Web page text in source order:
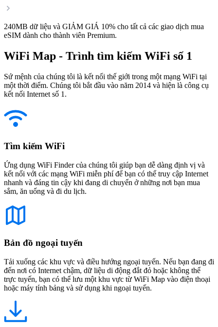
240MB dữ liệu và GIẢM GIÁ 10% cho tất cả các giao dịch mua
eSIM dành cho thành viên Premium.
WiFi Map - Trình tìm kiếm WiFi số 1
Sứ mệnh của chúng tôi là kết nối thế giới trong một mạng WiFi tại
một thời điểm. Chúng tôi bắt đầu vào năm 2014 và hiện là công cụ
kết nối Internet số 1.
Tìm kiếm WiFi
Ứng dụng WiFi Finder của chúng tôi giúp bạn dễ dàng định vị và
kết nối với các mạng WiFi miễn phí để bạn có thể truy cập Internet
nhanh và đáng tin cậy khi đang di chuyển ở những nơi bạn mua
sắm, ăn uống và đi du lịch.
Bản đồ ngoại tuyến
Tải xuống các khu vực và điều hướng ngoại tuyến. Nếu bạn đang đi
đến nơi có Internet chậm, dữ liệu di động đắt đỏ hoặc không thể
trực tuyến, bạn có thể lưu một khu vực từ WiFi Map vào điện thoại
hoặc máy tính bảng và sử dụng khi ngoại tuyến.